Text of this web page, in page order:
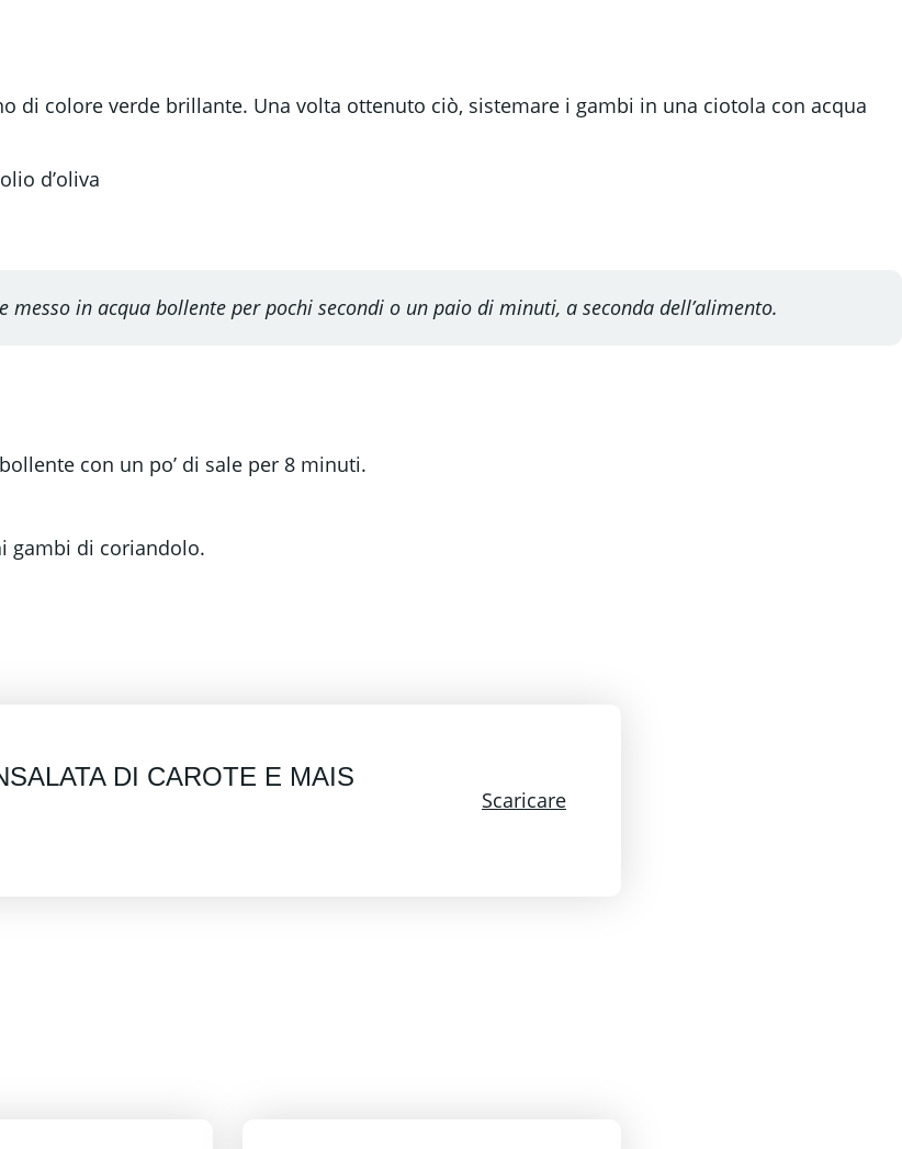
di colore verde brillante. Una volta ottenuto ciò, sistemare i gambi in una ciotola con acqua
d’oliva
in acqua bollente per pochi secondi o un paio di minuti, a seconda dell’alimento.
con un po’ di sale per 8 minuti.
gambi di coriandolo.
DI CAROTE E MAIS
ScaricareScaricare POLLO "FRITTO MA NON